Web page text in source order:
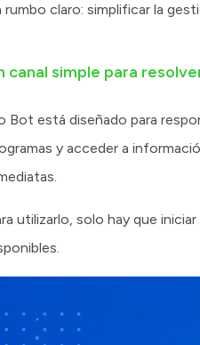
rumbo claro: simplificar la
canal simple para
Bot está diseñado para
y acceder a
utilizarlo, solo hay que